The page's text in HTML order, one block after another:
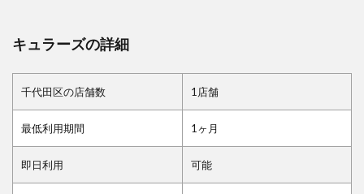
キュラーズの詳細
千代田区の店舗数 1店舗
最低利用期間 1ヶ月
即日利用 可能